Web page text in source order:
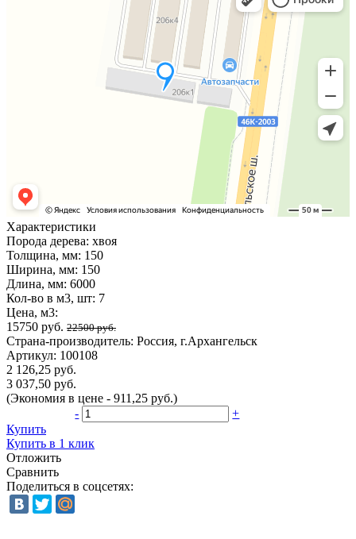
Характеристики
Порода дерева: хвоя
Толщина, мм: 150
Ширина, мм: 150
Длина, мм: 6000
Кол-во в м3, шт: 7
Цена, м3:
15750 руб. 22500 руб.
Страна-производитель: Россия, г.Архангельск
Артикул: 100108
2 126,25 руб.
3 037,50 руб.
(Экономия в цене - 911,25 руб.)
-
+
Купить
Купить в 1 клик
Отложить
Сравнить
Поделиться в соцсетях: